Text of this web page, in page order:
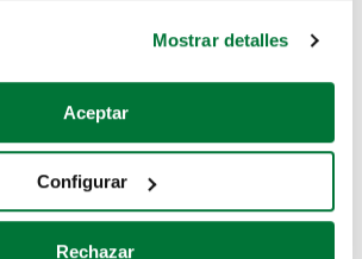
quisiéramos:
sobre su ubicación geográfica
dispositivo analizándolo activamente
específicas (huellas
Mostrar detalles
Aceptar
Configurar
Rechazar
mano